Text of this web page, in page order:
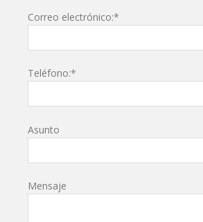
Correo electrónico:*
Teléfono:*
Asunto
Mensaje